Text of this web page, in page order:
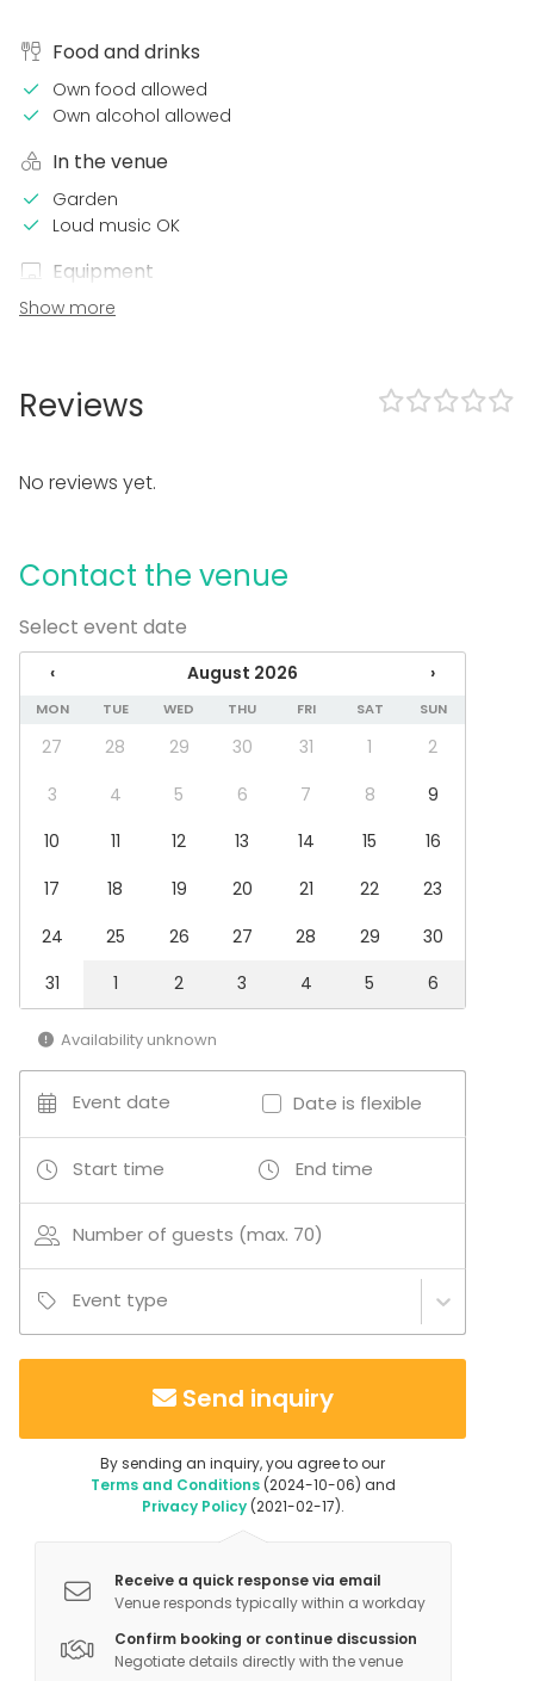
Food and drinks
Own food allowed
Own alcohol allowed
In the venue
Garden
Loud music OK
Equipment
Kitchen for customer
Party
Spa / Wellness / Sauna
Dinner / Lunch
Fair / Exhibition
Recreation
Cabin trip / Retreat
Experience / Activity
Christmas Party
Venue type
Banquet hall
Restaurant
Show more
Reviews
No reviews yet.
Contact the venue
Select event date
‹ August 2026 ›
MON TUE WED THU FRI SAT SUN
27 28 29 30 31 1
2
3
4 5 6 7 8
9
10
11 12 13 14 15
16
17
18 19 20 21 22
23
24
25 26 27 28 29
30
31
1 2 3 4 5 6
Availability unknown
Event date Date is flexible
Start time End time
Number of guests (max. 70)
Event type
Send inquiry
By sending an inquiry, you agree to our
Terms and Conditions(2024-10-06) and
Privacy Policy(2021-02-17).
Receive a quick response via email
Venue responds typically within a workday
Confirm booking or continue discussion
Negotiate details directly with the venue